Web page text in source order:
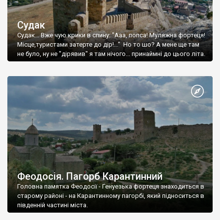
Судак
Судак... Вже чую крики в спину: "Ааа, попса! Муляжна фортеця!
Місце,туристами затерте до дір!..." Но то шо? А мене ще там
не було, ну не "дірявив" я там нічого... принаймні до цього літа.
Феодосія. Пагорб Карантинний
Головна памятка Феодосії - Генуезька фортеця знаходиться в
старому районі - на Карантинному пагорбі, який підноситься в
південній частині міста.